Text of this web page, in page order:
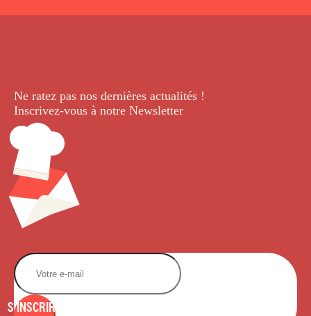
Ne ratez pas nos dernières actualités !
Inscrivez-vous à notre Newsletter.
S'INSCRIRE